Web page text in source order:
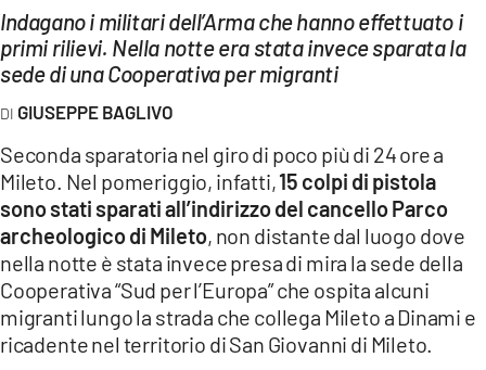
LAC NETWORK
LaC
Network
LACPLAY.IT
LACTV.IT
LACONAIR.IT
LACITYMAG.IT
Indagano i militari dell’Arma che hanno effettuato i
primi rilievi. Nella notte era stata invece sparata la
sede di una Cooperativa per migranti
GIUSEPPE BAGLIVO
Seconda sparatoria nel giro di poco più di 24 ore a
Mileto. Nel pomeriggio, infatti,15 colpi di pistola
sono stati sparati all’indirizzo del cancello Parco
archeologico di Mileto, non distante dal luogo dove
nella notte è stata invece presa di mira la sede della
Cooperativa “Sud per l’Europa” che ospita alcuni
migranti lungo la strada che collega Mileto a Dinami e
ricadente nel territorio di San Giovanni di Mileto.